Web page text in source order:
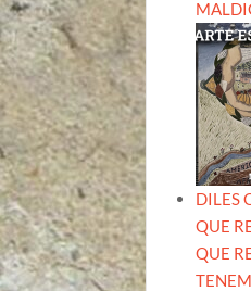
DILES
QUE
QUE